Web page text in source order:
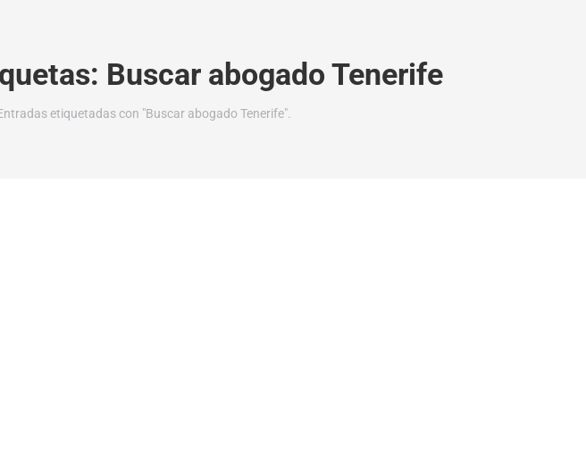
Buscar abogado Tenerife
etiquetadas con "Buscar abogado Tenerife".